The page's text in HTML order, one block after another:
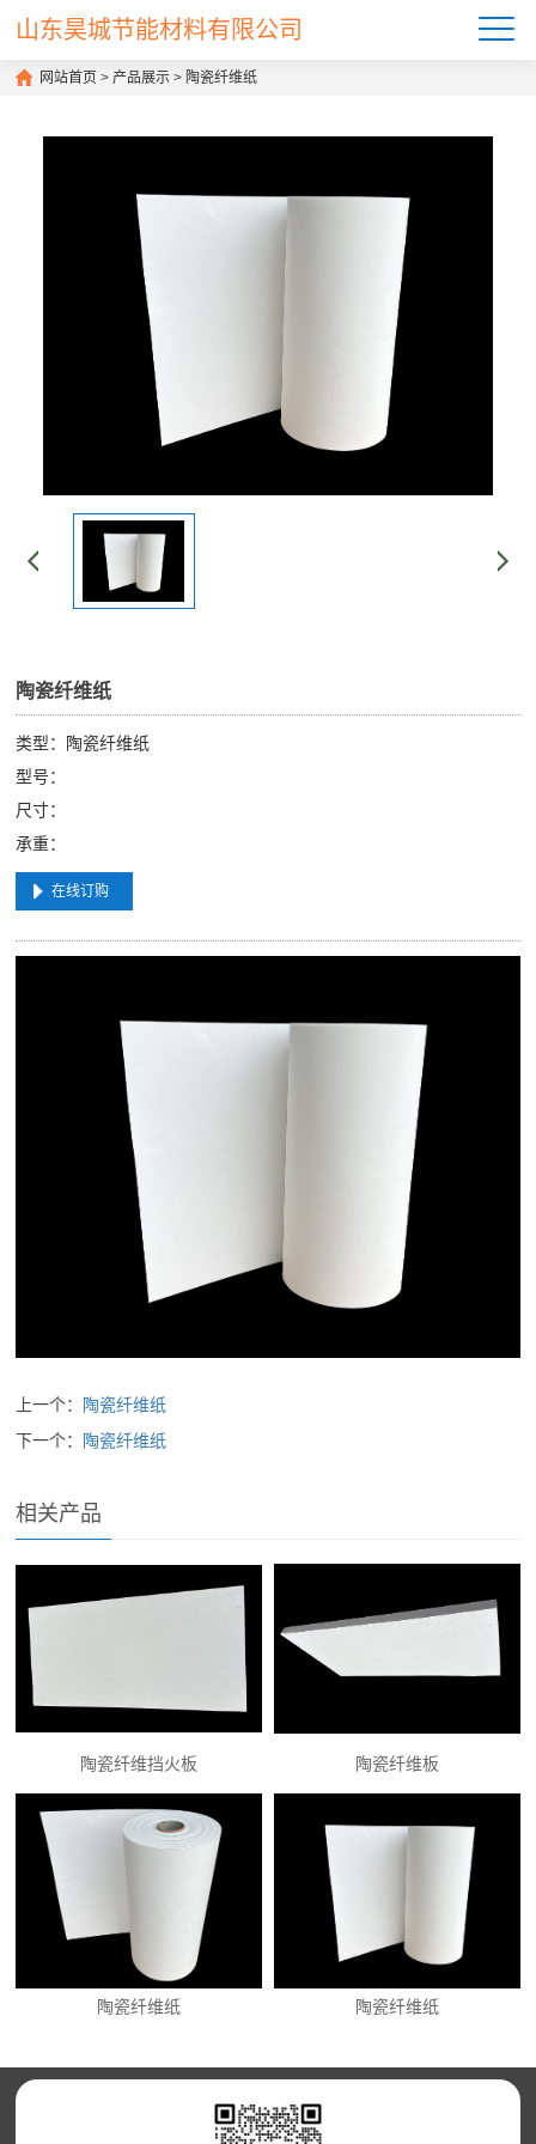
山东昊城节能材料有限公司
网站首页 >产品展示 > 陶瓷纤维纸
陶瓷纤维纸
类型：陶瓷纤维纸
型号：
尺寸：
承重：
在线订购
上一个： 陶瓷纤维纸
下一个： 陶瓷纤维纸
相关产品
陶瓷纤维挡火板 陶瓷纤维板
陶瓷纤维纸 陶瓷纤维纸